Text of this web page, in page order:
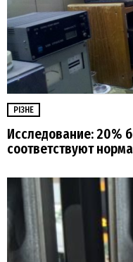
РІЗНЕ
Исследование: 20%
соответствуют